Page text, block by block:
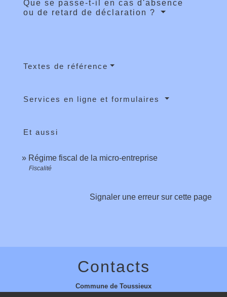
Que se passe-t-il en cas d'absence
ou de retard de déclaration ?
Textes de référence
Services en ligne et formulaires
Et aussi
Régime fiscal de la micro-entreprise
Fiscalité
Signaler une erreur sur cette page
Contacts
Commune de Toussieux